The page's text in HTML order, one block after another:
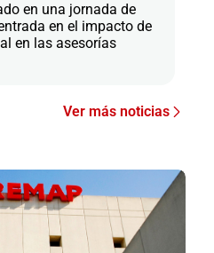
en una jornada de
en el impacto de
en las asesorías
Ver más noticias